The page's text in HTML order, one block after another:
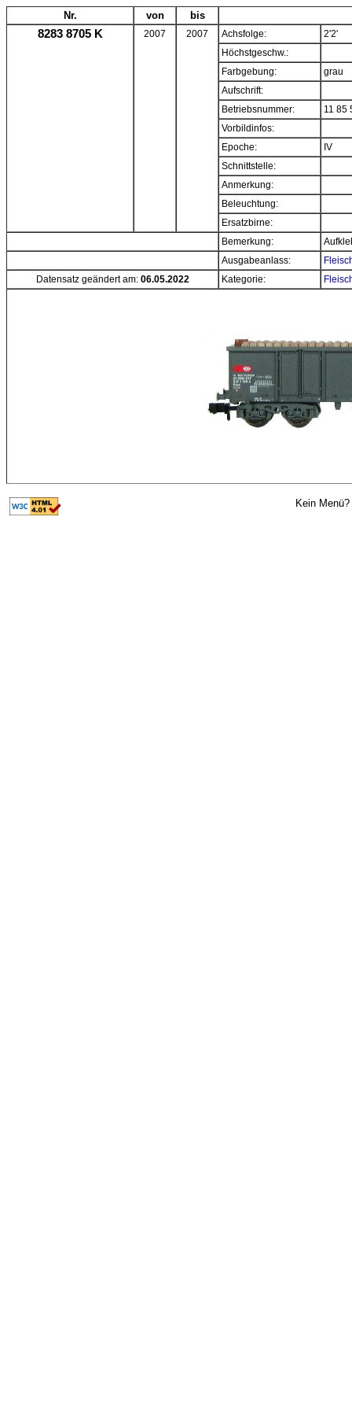
Nr. von bis
8283 8705 K 2007 2007 Achsfolge:
2'2'
Höchstgeschw.:
Farbgebung:
grau
Aufschrift:
Betriebsnummer:
11 85
Vorbildinfos:
Epoche:
IV
Schnittstelle:
Anmerkung:
Beleuchtung:
Ersatzbirne:
Bemerkung:
Ausgabeanlass:
Datensatz geändert am: 06.05.2022 Kategorie:
Kein